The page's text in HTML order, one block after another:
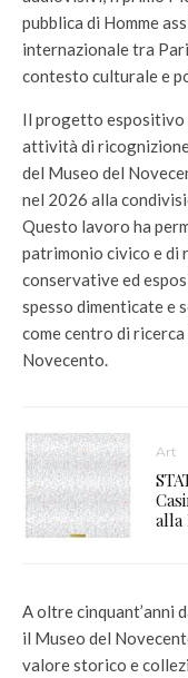
pubblica di Homme
internazionale tra
contesto culturale e
Il progetto espositivo
attività di
del Museo del
nel 2026 alla
Questo lavoro ha
patrimonio civico e di
conservative ed
spesso dimenticate e
come centro di
Novecento.
Art
alla
A oltre cinquant’anni
il Museo del
valore storico e